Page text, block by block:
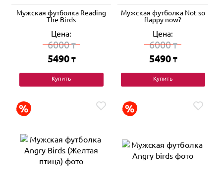
Мужская футболка Reading
The Birds
Цена:
6000₸
5490 ₸
Купить
Мужская футболка Not so
flappy now?
Цена:
6000₸
5490 ₸
Купить